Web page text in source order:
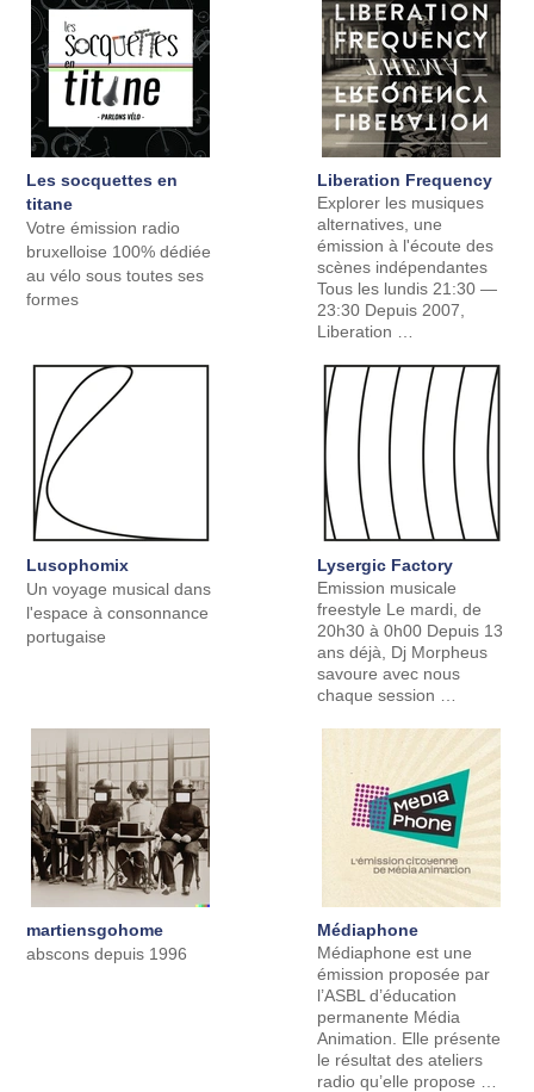
Les socquettes en
titane
Votre émission radio
bruxelloise 100% dédiée
au vélo sous toutes ses
formes
Liberation Frequency
Explorer les musiques
alternatives, une
émission à l'écoute des
scènes indépendantes
Tous les lundis 21:30 —
23:30 Depuis 2007,
Liberation …
Lusophomix
Un voyage musical dans
l'espace à consonnance
portugaise
Lysergic Factory
Emission musicale
freestyle Le mardi, de
20h30 à 0h00 Depuis 13
ans déjà, Dj Morpheus
savoure avec nous
chaque session …
martiensgohome
abscons depuis 1996
Médiaphone
Médiaphone est une
émission proposée par
l’ASBL d’éducation
permanente Média
Animation. Elle présente
le résultat des ateliers
radio qu’elle propose …